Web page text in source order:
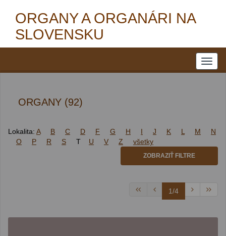
ORGANY A ORGANÁRI NA
SLOVENSKU
ORGANY (92)
Lokalita: A B C D F G H I J K L M
N
O
P R S T U V Z všetky
ZOBRAZIŤ FILTRE
1/4